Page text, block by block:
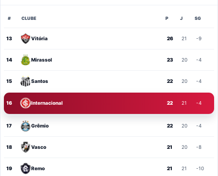
# CLUBE P J SG
13 Vitória 26 21 -9
14 Mirassol 23 20 -4
15 Santos 22 20 -4
16 Internacional 22 21 -4
17 Grêmio 22 20 -4
18 Vasco 21 20 -8
19 Remo 21 21 -10